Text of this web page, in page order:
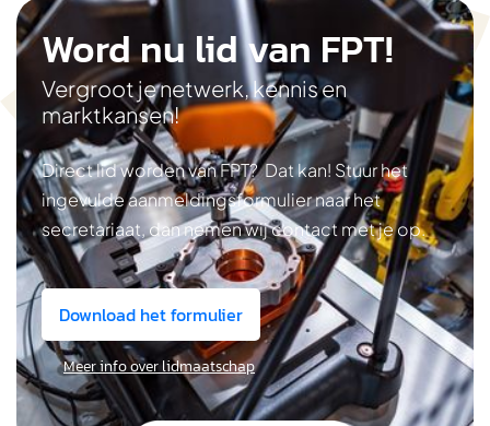
Word nu lid van FPT!
Vergroot je netwerk, kennis en
marktkansen!
Direct lid worden van FPT? Dat kan! Stuur het
ingevulde aanmeldingsformulier naar het
secretariaat, dan nemen wij contact met je op.
Download het formulier
Meer info over lidmaatschap